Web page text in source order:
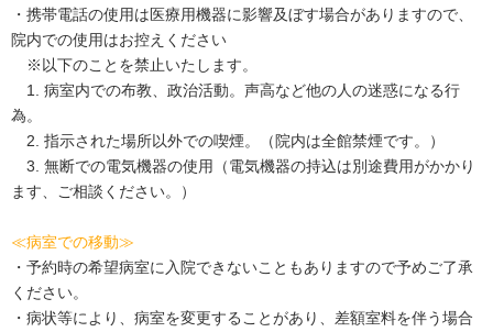
・携帯電話の使用は医療用機器に影響及ぼす場合がありますので、
院内での使用はお控えください
※以下のことを禁止いたします。
1. 病室内での布教、政治活動。声高など他の人の迷惑になる行
為。
2. 指示された場所以外での喫煙。（院内は全館禁煙です。）
3. 無断での電気機器の使用（電気機器の持込は別途費用がかかり
ます、ご相談ください。）
≪病室での移動≫
・予約時の希望病室に入院できないこともありますので予めご了承
ください。
・病状等により、病室を変更することがあり、差額室料を伴う場合